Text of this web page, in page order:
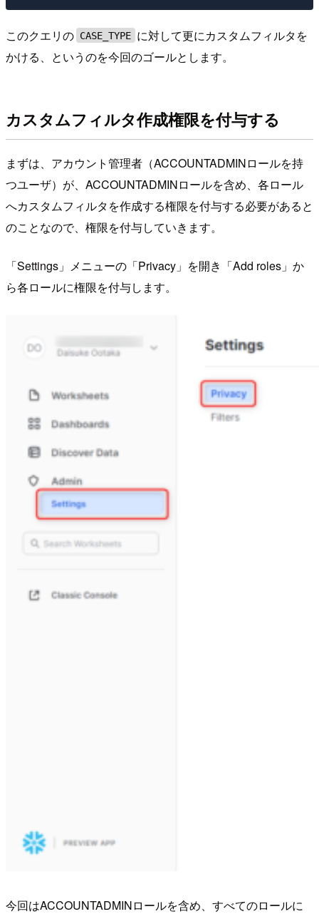
このクエリの CASE_TYPE に対して更にカスタムフィルタを
かける、というのを今回のゴールとします。
カスタムフィルタ作成権限を付与する
まずは、アカウント管理者（ACCOUNTADMINロールを持
つユーザ）が、ACCOUNTADMINロールを含め、各ロール
へカスタムフィルタを作成する権限を付与する必要があると
のことなので、権限を付与していきます。
「Settings」メニューの「Privacy」を開き「Add roles」か
ら各ロールに権限を付与します。
今回はACCOUNTADMINロールを含め、すべてのロールに